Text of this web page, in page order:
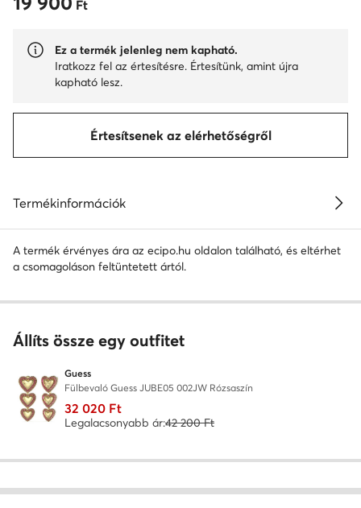
Ft
Ez a termék jelenleg nem kapható.
Iratkozz fel az értesítésre. Értesítünk, amint újra
kapható lesz.
Értesítsenek az elérhetőségről
Termékinformációk
A termék érvényes ára az ecipo.hu oldalon található, és eltérhet
a csomagoláson feltüntetett ártól.
Állíts össze egy outfitet
Guess
Fülbevaló Guess JUBE05 002JW Rózsaszín
32 020 Ft
Legalacsonyabb ár:42 200 Ft